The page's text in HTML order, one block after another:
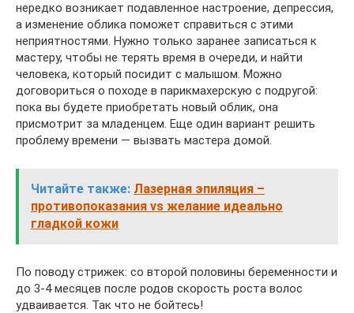
нередко возникает подавленное настроение, депрессия,
а изменение облика поможет справиться с этими
неприятностями. Нужно только заранее записаться к
мастеру, чтобы не терять время в очереди, и найти
человека, который посидит с малышом. Можно
договориться о походе в парикмахерскую с подругой:
пока вы будете приобретать новый облик, она
присмотрит за младенцем. Еще один вариант решить
проблему времени — вызвать мастера домой.
Читайте также: Лазерная эпиляция –
противопоказания vs желание идеально
гладкой кожи
По поводу стрижек: со второй половины беременности и
до 3-4 месяцев после родов скорость роста волос
удваивается. Так что не бойтесь!